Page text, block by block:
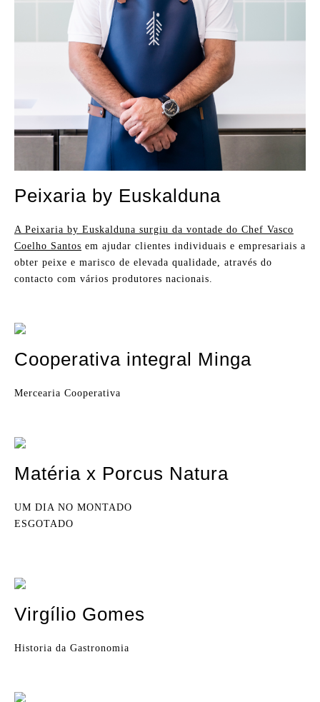
Peixaria by Euskalduna
A Peixaria by Euskalduna surgiu da vontade do Chef Vasco
Coelho Santos em ajudar clientes individuais e empresariais a
obter peixe e marisco de elevada qualidade, através do
contacto com vários produtores nacionais.
Cooperativa integral Minga
Mercearia Cooperativa
Matéria x Porcus Natura
UM DIA NO MONTADO
ESGOTADO
Virgílio Gomes
Historia da Gastronomia